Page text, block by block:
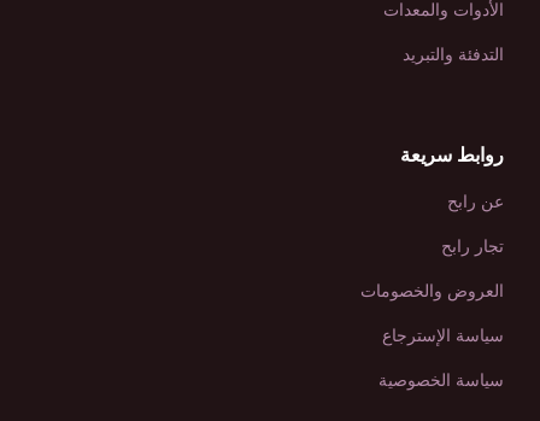
الأدوات والمعدات
التدفئة والتبريد
روابط سريعة
عن رابح
تجار رابح
العروض والخصومات
سياسة الإسترجاع
سياسة الخصوصية